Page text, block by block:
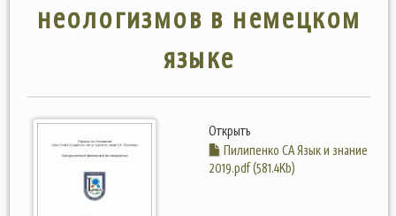
неологизмов в немецком
языке
Открыть
Пилипенко СА Язык и знание
2019.pdf (581.4Kb)